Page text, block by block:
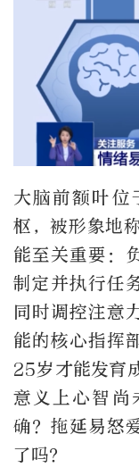
大脑前额叶位
枢，被形象地
能至关重要：
制定并执行任
同时调控注意
能的核心指挥
25岁才能发育
意义上心智尚
确？拖延易怒
了吗？